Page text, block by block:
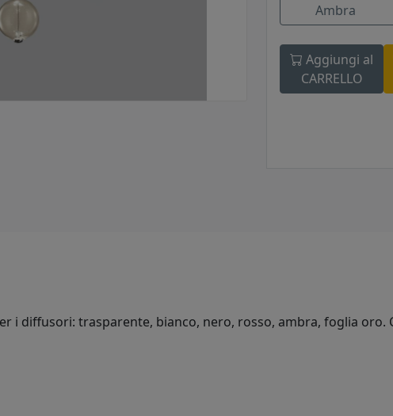
Ambra
Aggiungi al
CARRELLO
i diffusori: trasparente, bianco, nero, rosso, ambra, foglia